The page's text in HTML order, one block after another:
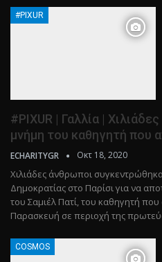
#PIXUR
#PIXUR | Γαλλία |
μνήμη του καθηγητή που
ECHARITYGR Οκτ 18, 2020
Χιλιάδες άνθρωποι
Δημοκρατίας στο Παρίσι για να
του Σαμιέλ Πατί, του καθηγητή
Παρασκευή σε περιοχή της
COSMOS